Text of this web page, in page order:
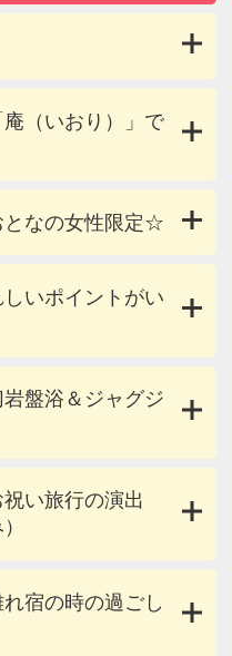
（いおり）」で
となの女性限定☆
しいポイントがい
岩盤浴＆ジャグジ
祝い旅行の演出
宿の時の過ごし